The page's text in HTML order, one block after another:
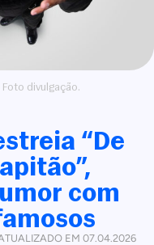
divulgação.
“De
com
EM 07.04.2026